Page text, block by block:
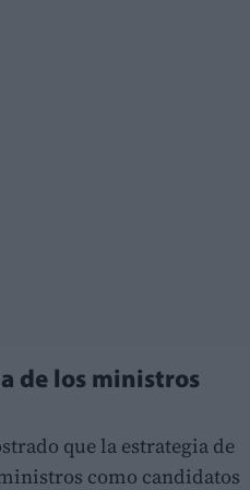
de los ministros
que la estrategia de
como candidatos